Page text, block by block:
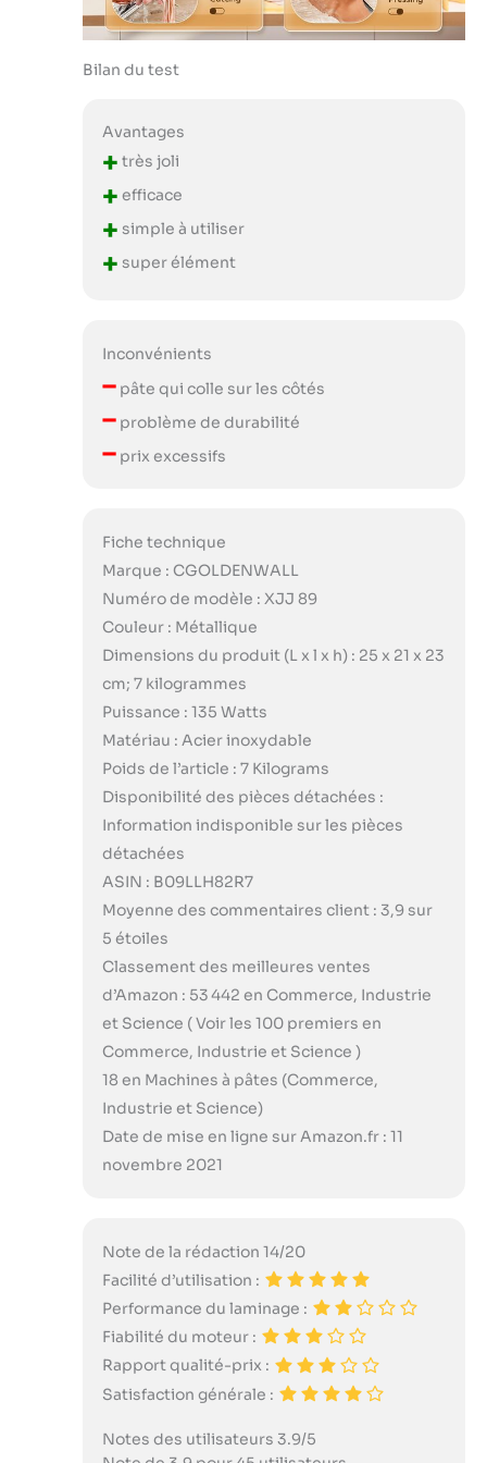
Bilan du test
Avantages
+ très joli
+ efficace
+ simple à utiliser
+ super élément
Inconvénients
–pâte qui colle sur les côtés
–problème de durabilité
–prix excessifs
Fiche technique
Marque : CGOLDENWALL
Numéro de modèle : XJJ 89
Couleur : Métallique
Dimensions du produit (L x l x h) : 25 x 21 x 23
cm; 7 kilogrammes
Puissance : 135 Watts
Matériau : Acier inoxydable
Poids de l’article : 7 Kilograms
Disponibilité des pièces détachées :
Information indisponible sur les pièces
détachées
ASIN : B09LLH82R7
Moyenne des commentaires client : 3,9 sur
5 étoiles
Classement des meilleures ventes
d’Amazon : 53 442 en Commerce, Industrie
et Science ( Voir les 100 premiers en
Commerce, Industrie et Science )
18 en Machines à pâtes (Commerce,
Industrie et Science)
Date de mise en ligne sur Amazon.fr : 11
novembre 2021
Note de la rédaction 14/20
Facilité d’utilisation :
Performance du laminage :
Fiabilité du moteur :
Rapport qualité-prix :
Satisfaction générale :
Notes des utilisateurs 3.9/5